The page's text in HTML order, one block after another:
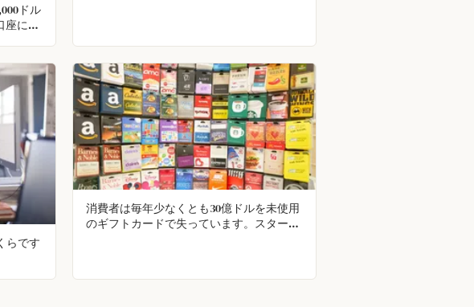
ドル
座に入
らです
消費者は毎年少なくとも30億ドルを未使用
のギフトカードで失っています。スターバ